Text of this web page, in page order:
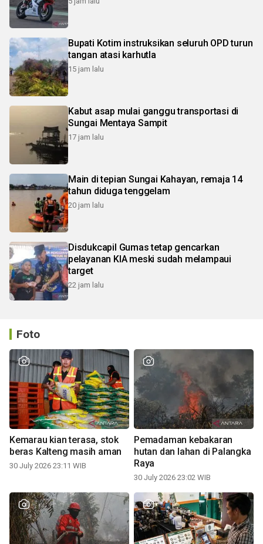
Bupati Kotim instruksikan seluruh OPD turun
tangan atasi karhutla
15 jam lalu
Kabut asap mulai ganggu transportasi di
Sungai Mentaya Sampit
17 jam lalu
Main di tepian Sungai Kahayan, remaja 14
tahun diduga tenggelam
20 jam lalu
Disdukcapil Gumas tetap gencarkan
pelayanan KIA meski sudah melampaui
target
22 jam lalu
Foto
Kemarau kian terasa, stok
beras Kalteng masih aman
30 July 2026 23:11 WIB
Pemadaman kebakaran
hutan dan lahan di Palangka
Raya
30 July 2026 23:02 WIB